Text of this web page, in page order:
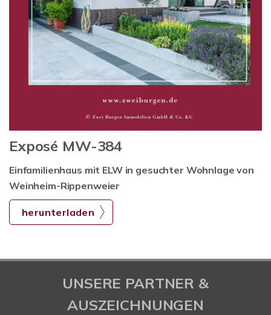
Exposé MW-384
Einfamilienhaus mit ELW in gesuchter Wohnlage von
Weinheim-Rippenweier
herunterladen
UNSERE PARTNER &
AUSZEICHNUNGEN